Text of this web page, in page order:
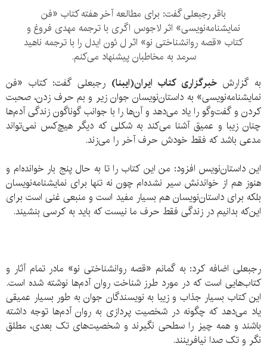
باقر رجبعلی گفت: برای مطالعه آخر هفته کتاب «فن
نمایشنامه‌نویسی» اثر لاجوس اگری با ترجمه مهدی فروغ و
کتاب «قصه روانشناختی نو» اثر ل ئون ایدل را با ترجمه ناهید
سرمد به مخاطبان پیشنهاد می‌کنم.
به گزارشخبرگزاری کتاب ایران(ایبنا) رجبعلی گفت: کتاب «فن
نمایشنامه‌نویسی» به داستان‌نویسان جوان زیر و بم حرف زدن، صحبت
کردن و گفت‌وگو را یاد می‌دهد و آن‌ها را با جوانب گوناگون زندگی آدم‌ها
چنان زیبا و عمیق آشنا می‌کند به شکلی که دیگر هیچ‌کس نمی‌تواند
مدعی باشد که فقط خودش حرف آخر را می‌زند.
این داستان‌نویس افزود: من این کتاب را تا به حال پنج بار خوانده‌ام و
هنوز هم از خواندنش سیر نشده‌ام چون نه تنها برای نمایشنامه‌نویسان
بلکه برای داستان‌نویسان هم بسیار مفید است و منبعی غنی‌ است برای
این‌که بدانیم در زندگی فقط حرف ما نیست که باید به کرسی بنشیند.
رجبعلی اضافه کرد: به گمانم «قصه روانشناختی نو» مادر تمام آثار و
کتاب‌هایی است که در مورد طرز شناخت روان آدم‌ها نوشته شده است.
این کتاب بسیار جذاب و زیبا به نویسندگان جوان به طور بسیار عمیقی
یاد می‌دهد که چگونه در شخصیت پردازی به روان آدم‌ها توجه داشته
باشند و همه چیز را سطحی نگیرند و شخصیت‌های تک بعدی، مطلق
نگر و تک صدا نیافرینند.